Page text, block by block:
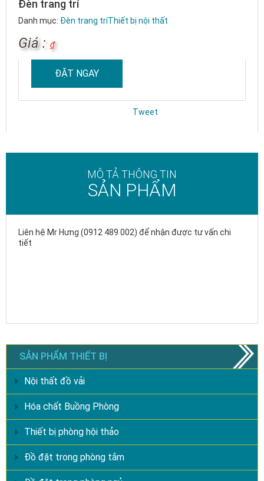
Đèn trang trí
Danh mục: Đèn trang tríThiết bị nội thất
Giá : ₫
ĐẶT NGAY
Tweet
MÔ TẢ THÔNG TIN
SẢN PHẨM
Liên hệ Mr Hưng (0912 489 002) để nhận được tư vấn chi
tiết
SẢN PHẨM THIẾT BỊ
Nội thất đồ vải
Hóa chất Buồng Phòng
Thiết bị phòng hội thảo
Đồ đặt trong phòng tắm